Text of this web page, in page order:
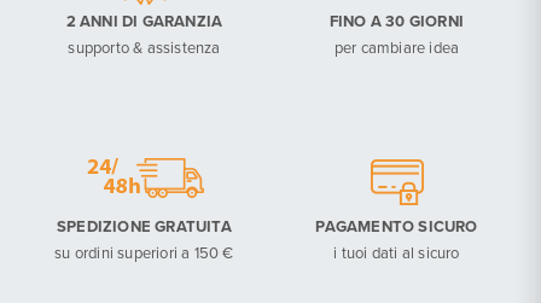
2 ANNI DI GARANZIA
supporto & assistenza
FINO A 30 GIORNI
per cambiare idea
SPEDIZIONE GRATUITA
su ordini superiori a 150 €
PAGAMENTO SICURO
i tuoi dati al sicuro